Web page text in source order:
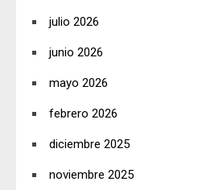
julio 2026
junio 2026
mayo 2026
febrero 2026
diciembre 2025
noviembre 2025